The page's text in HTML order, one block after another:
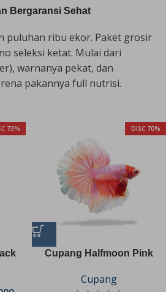
Bergaransi Sehat
puluhan ribu ekor. Paket grosir
seleksi ketat. Mulai dari
), warnanya pekat, dan
pakannya full nutrisi.
73% DISC 70%
Cupang Halfmoon Pink
Cupang